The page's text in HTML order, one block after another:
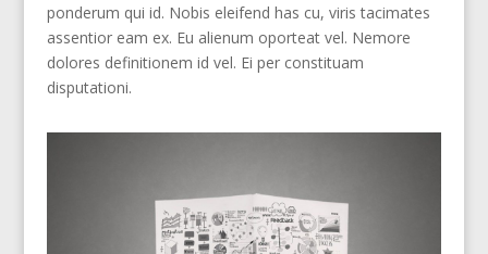
ponderum qui id. Nobis eleifend has cu, viris tacimates
assentior eam ex. Eu alienum oporteat vel. Nemore
dolores definitionem id vel. Ei per constituam
disputationi.